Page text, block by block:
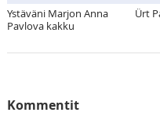
Ystäväni Marjon Anna
Pavlova kakku
Ürt
Kommentit